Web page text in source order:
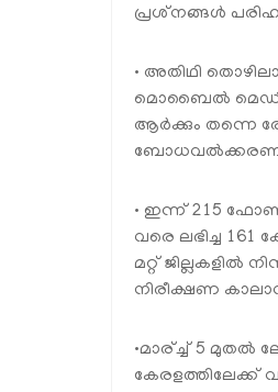
പ്രശ്‌നങ്ങള്‍
• അതിഥി
മൊബൈല്‍
ആര്‍ക്കും തന്നെ
ബോധവല്‍ക്കരണ
• ഇന്ന് 215
വരെ ലഭിച്ച
മറ്റ്
നിരീക്ഷണ
•മാര്ച്ച് 5 മുതല്‍
കേരളത്തിലേക്ക്